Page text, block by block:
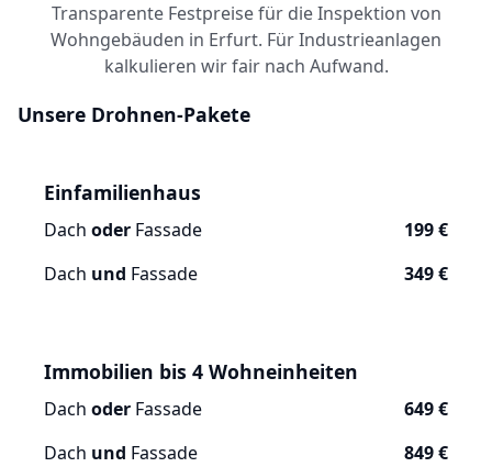
Transparente Festpreise für die Inspektion von
Wohngebäuden in Erfurt. Für Industrieanlagen
kalkulieren wir fair nach Aufwand.
Unsere Drohnen-Pakete
Einfamilienhaus
Dach oder Fassade
199 €
Dach und Fassade 349 €
Immobilien bis 4 Wohneinheiten
Dach oder Fassade
649 €
Dach und Fassade 849 €